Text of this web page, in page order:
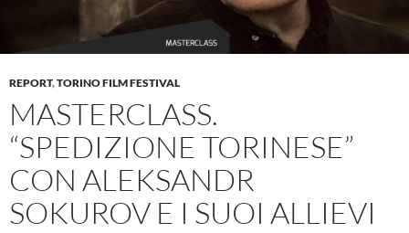
REPORT,TORINO FILM FESTIVAL
MASTERCLASS.
“SPEDIZIONE TORINESE”
CON ALEKSANDR
SOKUROV E I SUOI ALLIEVI